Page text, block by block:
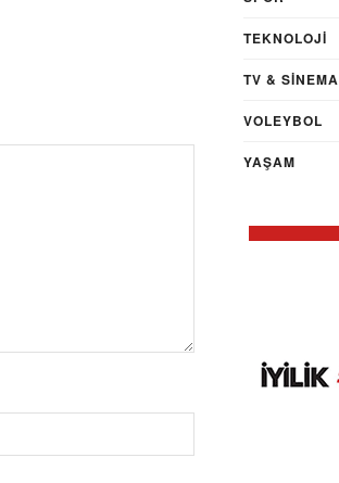
TEKNOLOJİ
TV & SINEMA
VOLEYBOL
YAŞAM